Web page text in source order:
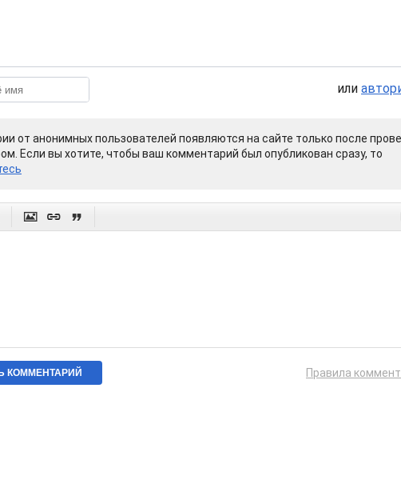
или
от анонимных пользователей появляются на сайте только после
Если вы хотите, чтобы ваш комментарий был опубликован сразу, то
  
Правила